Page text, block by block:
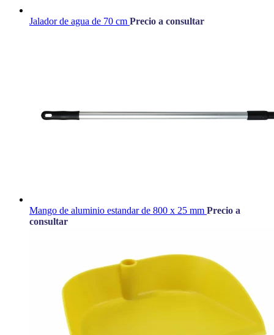
Jalador de agua de 70 cm Precio a consultar
Mango de aluminio estandar de 800 x 25 mm Precio a
consultar